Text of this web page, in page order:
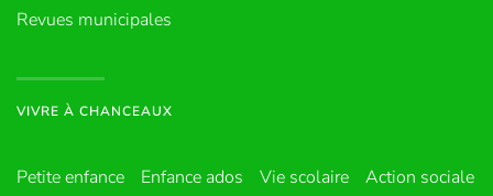
Revues municipales
VIVRE À CHANCEAUX
Petite enfance Enfance ados Vie scolaire
Action sociale